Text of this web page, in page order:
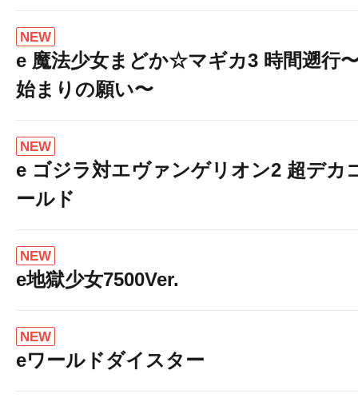
NEW
e 魔法少女まどか☆マギカ3 時間遡行
始まりの願い〜
NEW
e ゴジラ対エヴァンゲリオン2 超デカ
ールド
NEW
e地獄少女7500Ver.
NEW
eワールドダイスター